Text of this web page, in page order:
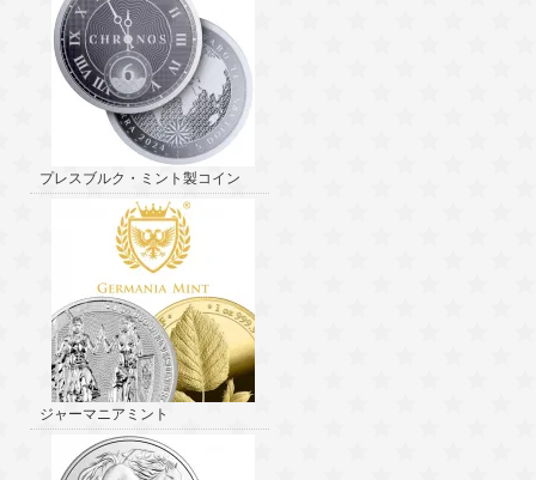
プレスブルク・ミント製コイン
ジャーマニアミント